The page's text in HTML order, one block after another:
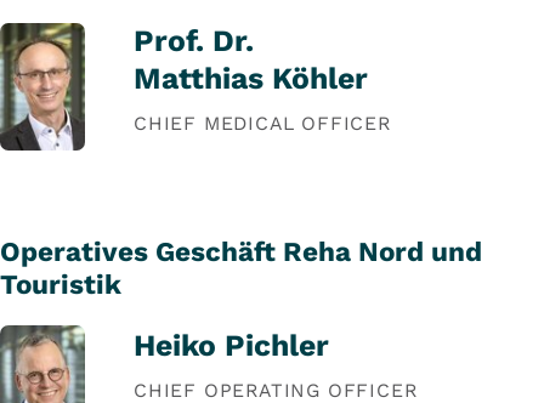
Prof. Dr.
Matthias Köhler
CHIEF MEDICAL OFFICER
Operatives Geschäft Reha Nord und
Touristik
Heiko Pichler
CHIEF OPERATING OFFICER